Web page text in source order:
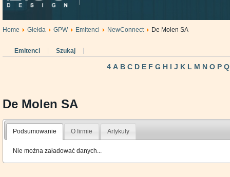
Home Giełda GPW Emitenci NewConnect De Molen SA
Emitenci Szukaj
4 A B C D E F G H I J K L M N O P Q
De Molen SA
Podsumowanie O firmie Artykuły
Nie można załadować danych...